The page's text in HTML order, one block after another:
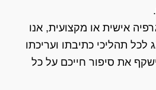
אישית או מקצועית, אנו
לכל תהליכי כתיבתו ועריכתו
את סיפור חייכם על כל